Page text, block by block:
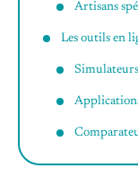
Artisans
Les outils en